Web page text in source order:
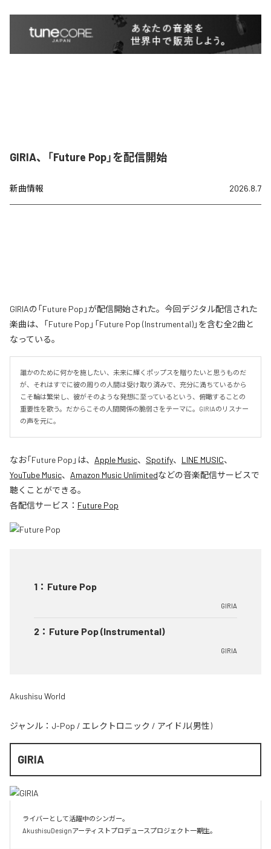
GIRIA、「Future Pop」を配信開始
新曲情報 2026.8.7
GIRIAの「Future Pop」が配信開始された。今回デジタル配信された
楽曲は、「Future Pop」「Future Pop (Instrumental)」を含む全2曲と
なっている。
誰かのために何かを施したい、未来に輝くポップスを贈りたいと思うものだ
が、それはすでに彼の周りの人間は受け取り済みで、充分に満ちているから
こそ輪は繁栄し、彼がそのような発想に至っているという、俯瞰することの
重要性を歌う。だからこその人間関係の脆弱さをテーマに。GIRIAのリスナー
の声を元に。
なお「Future Pop 」は、 Apple Music、 Spotify、 LINE MUSIC、
YouTube Music、 Amazon Music Unlimitedなどの音楽配信サービスで
聴くことができる。
各配信サービス： Future Pop
1 ： Future Pop
GIRIA
2 ： Future Pop (Instrumental)
GIRIA
Akushisu World
ジャンル： J-Pop / エレクトロニック / アイドル(男性)
GIRIA
ライバーとして活躍中のシンガー。
AkushisuDesignアーティストプロデュースプロジェクト一期生。